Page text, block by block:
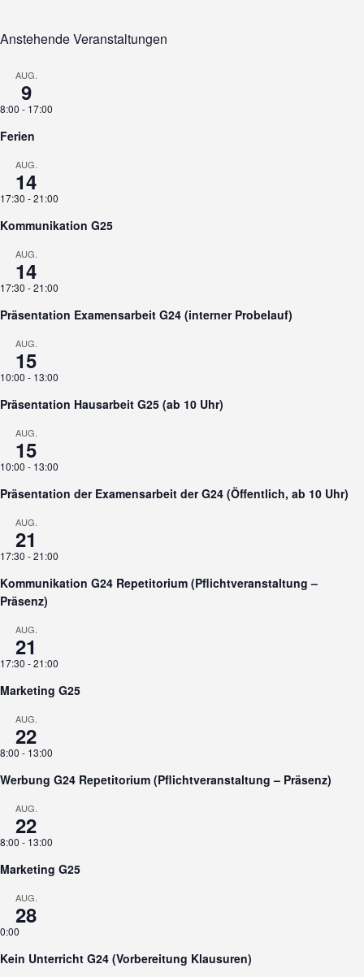
Anstehende Veranstaltungen
AUG.
9
8:00 - 17:00
Ferien
AUG.
14
17:30 -21:00
Kommunikation G25
AUG.
14
17:30 -21:00
Präsentation Examensarbeit G24 (interner Probelauf)
AUG.
15
10:00 - 13:00
Präsentation Hausarbeit G25 (ab 10 Uhr)
AUG.
15
10:00 - 13:00
Präsentation der Examensarbeit der G24 (Öffentlich, ab 10 Uhr)
AUG.
21
17:30 -21:00
Kommunikation G24 Repetitorium (Pflichtveranstaltung –
Präsenz)
AUG.
21
17:30 -21:00
Marketing G25
AUG.
22
8:00 - 13:00
Werbung G24 Repetitorium (Pflichtveranstaltung – Präsenz)
AUG.
22
8:00 - 13:00
Marketing G25
AUG.
28
0:00
Kein Unterricht G24 (Vorbereitung Klausuren)